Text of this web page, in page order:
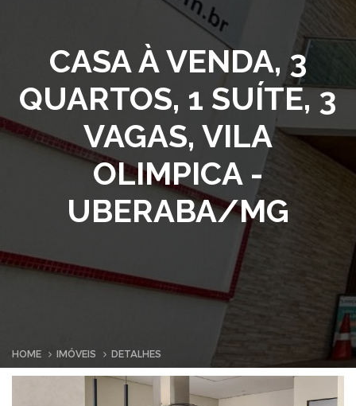
CASA À VENDA, 3
QUARTOS, 1 SUÍTE, 3
VAGAS, VILA
OLIMPICA -
UBERABA/MG
HOME IMÓVEIS DETALHES